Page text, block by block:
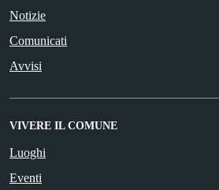
Notizie
Comunicati
Avvisi
VIVERE IL COMUNE
Luoghi
Eventi